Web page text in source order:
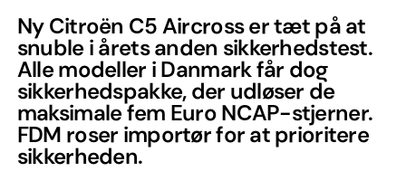
Ny Citroën C5 Aircross er tæt på at
snuble i årets anden sikkerhedstest.
Alle modeller i Danmark får dog
sikkerhedspakke, der udløser de
maksimale fem Euro NCAP-stjerner.
FDM roser importør for at prioritere
sikkerheden.